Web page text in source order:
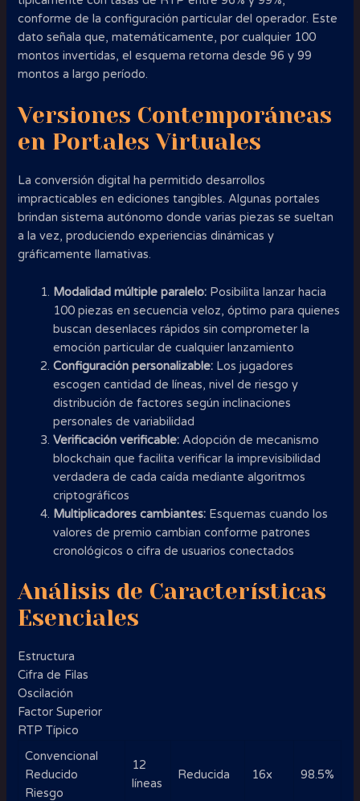
conforme de la configuración particular del operador. Este
dato señala que, matemáticamente, por cualquier 100
montos invertidas, el esquema retorna desde 96 y 99
montos a largo período.
Versiones Contemporáneas
en Portales Virtuales
La conversión digital ha permitido desarrollos
impracticables en ediciones tangibles. Algunas portales
brindan sistema autónomo donde varias piezas se sueltan
a la vez, produciendo experiencias dinámicas y
gráficamente llamativas.
Modalidad múltiple paralelo: Posibilita lanzar hacia
100 piezas en secuencia veloz, óptimo para quienes
buscan desenlaces rápidos sin comprometer la
emoción particular de cualquier lanzamiento
Configuración personalizable: Los jugadores
escogen cantidad de líneas, nivel de riesgo y
distribución de factores según inclinaciones
personales de variabilidad
Verificación verificable: Adopción de mecanismo
blockchain que facilita verificar la imprevisibilidad
verdadera de cada caída mediante algoritmos
criptográficos
Multiplicadores cambiantes: Esquemas cuando los
valores de premio cambian conforme patrones
cronológicos o cifra de usuarios conectados
Análisis de Características
Esenciales
Estructura
Cifra de Filas
Oscilación
Factor Superior
RTP Típico
Convencional
Reducido
Riesgo
12
líneas
Reducida 16x 98.5%